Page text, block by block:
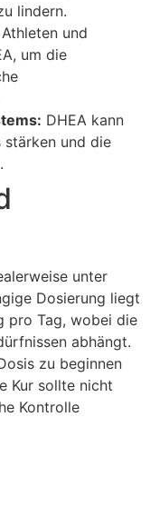
lindern.
Athleten und
um die
DHEA kann
und die
unter
Dosierung liegt
pro Tag, wobei die
abhängt.
zu beginnen
Kur sollte nicht
Kontrolle